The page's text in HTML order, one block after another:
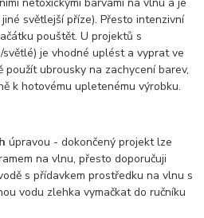
netoxickými barvami na vlnu a je
světlejší příze). Přesto intenzivní
pouštět. U projektů s
je vhodné uplést a vyprat ve
použít ubrousky na zachycení barev,
k hotovému upletenému výrobku.
úpravou - dokončený projekt lze
na vlnu, přesto doporučuji
s přídavkem prostředku na vlnu s
vodu zlehka vymačkat do ručníku